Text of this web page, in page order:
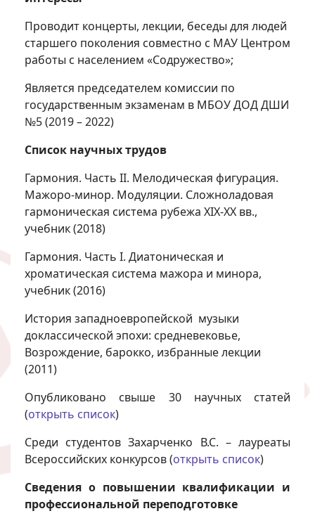
Проводит концерты, лекции, беседы для людей
старшего поколения совместно с МАУ Центром
работы с населением «Содружество»;
Является председателем комиссии по
государственным экзаменам в МБОУ ДОД ДШИ
№5 (2019 – 2022)
Список научных трудов
Гармония. Часть II. Мелодическая фигурация.
Мажоро-минор. Модуляции. Сложноладовая
гармоническая система рубежа XIX-XX вв.,
учебник (2018)
Гармония. Часть I. Диатоническая и
хроматическая система мажора и минора,
учебник (2016)
История западноевропейской музыки
доклассической эпохи: средневековье,
Возрождение, барокко, избранные лекции
(2011)
Опубликовано свыше 30 научных статей
(открыть список)
Среди студентов Захарченко В.С. – лауреаты
Всероссийских конкурсов (открыть список)
Сведения о повышении квалификации и
профессиональной переподготовке